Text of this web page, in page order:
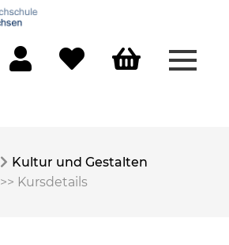
Kultur und Gestalten
>> Kursdetails